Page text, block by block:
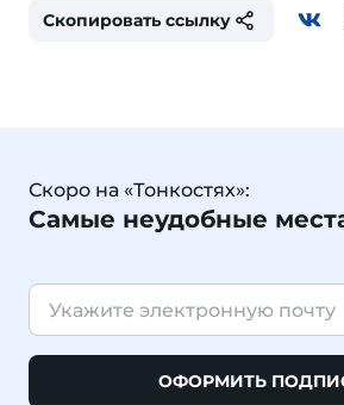
Скопировать ссылку
Скоро на «Тонкостях»:
Самые неудобные
ОФОРМИТЬ